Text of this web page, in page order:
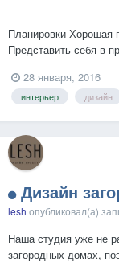
Планировки Хорошая
Представить себя в
особенности
бытовой техники,
28 января, 2016
интерьер дизайн
Дизайн
lesh опубликовал(а)
Наша студия уже не
загородных домах,